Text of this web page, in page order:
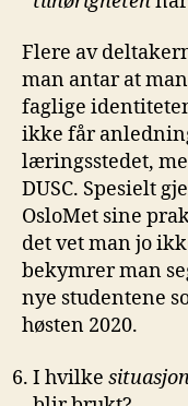
Flere av
man antar at
faglige
ikke får
læringsstedet,
DUSC. Spesielt
OsloMet sine
det vet man jo
bekymrer man
nye studentene
høsten 2020.
I hvilke